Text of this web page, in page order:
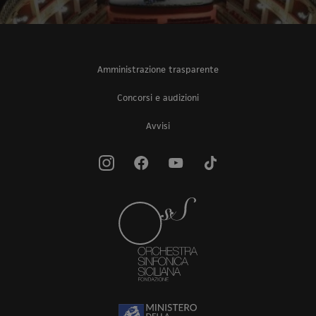
Amministrazione trasparente
Concorsi e audizioni
Avvisi